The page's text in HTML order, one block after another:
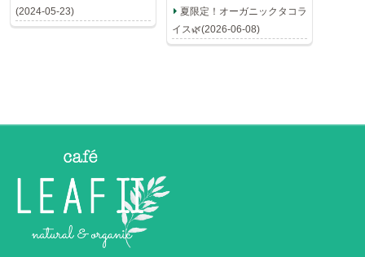
(2024-05-23)
夏限定！オーガニックタコラ
イス🌿(2026-06-08)